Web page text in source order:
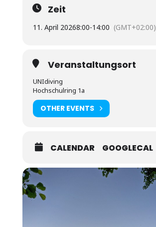
Zeit
11. April 20268:00-14:00 (GMT+02:00)
Veranstaltungsort
UNIdiving
Hochschulring 1a
OTHER EVENTS
CALENDAR GOOGLECAL